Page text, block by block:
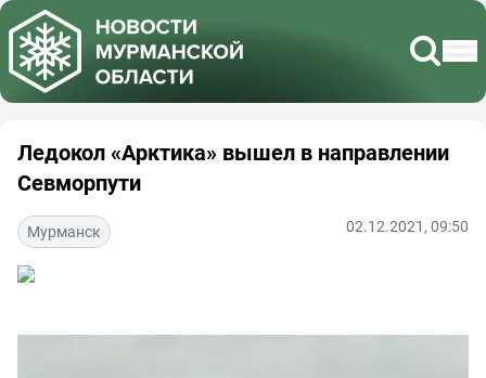
Ледокол «Арктика» вышел в направлении
Севморпути
Мурманск 02.12.2021, 09:50